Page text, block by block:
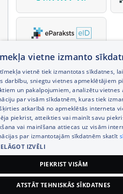
vietne izmanto
vietnē tiek izmantotas sīkdatnes,
darbību, sniegtu vietnes apmeklētājiem
un pakalpojumiem, analizētu vietnes
par visām sīkdatnēm, kuras tiek
atkarībā no apmeklētās interneta
piekrist, atteikties vai mainīt savu
vai mainīšana attiecas uz visām
par izmantotajām sīkdatnēm skatīt
IZVĒLI
PIEKRIST VISĀM
ATSTĀT TEHNISKĀS SĪKDATNES